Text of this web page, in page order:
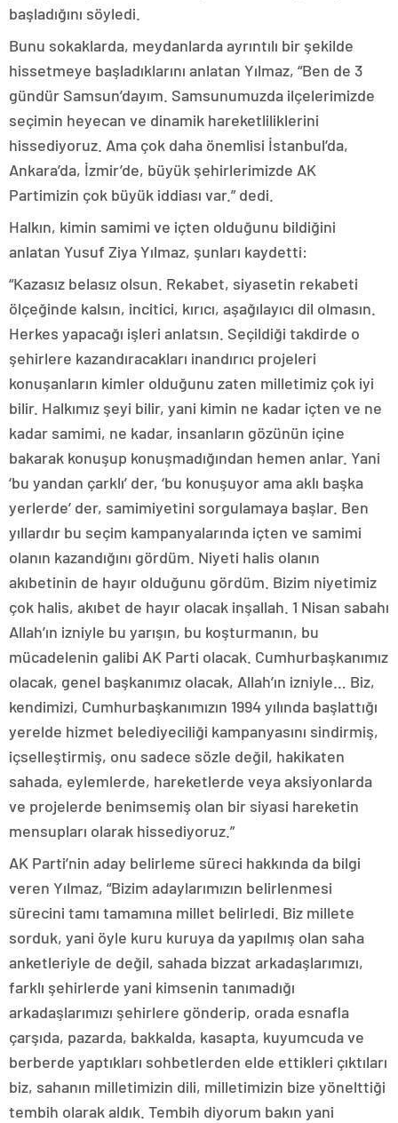
başladığını söyledi.
Bunu sokaklarda, meydanlarda ayrıntılı bir şekilde
hissetmeye başladıklarını anlatan Yılmaz, “Ben de 3
gündür Samsun’dayım. Samsunumuzda ilçelerimizde
seçimin heyecan ve dinamik hareketliliklerini
hissediyoruz. Ama çok daha önemlisi İstanbul’da,
Ankara’da, İzmir’de, büyük şehirlerimizde AK
Partimizin çok büyük iddiası var.” dedi.
Halkın, kimin samimi ve içten olduğunu bildiğini
anlatan Yusuf Ziya Yılmaz, şunları kaydetti:
“Kazasız belasız olsun. Rekabet, siyasetin rekabeti
ölçeğinde kalsın, incitici, kırıcı, aşağılayıcı dil olmasın.
Herkes yapacağı işleri anlatsın. Seçildiği takdirde o
şehirlere kazandıracakları inandırıcı projeleri
konuşanların kimler olduğunu zaten milletimiz çok iyi
bilir. Halkımız şeyi bilir, yani kimin ne kadar içten ve ne
kadar samimi, ne kadar, insanların gözünün içine
bakarak konuşup konuşmadığından hemen anlar. Yani
‘bu yandan çarklı’ der, ‘bu konuşuyor ama aklı başka
yerlerde’ der, samimiyetini sorgulamaya başlar. Ben
yıllardır bu seçim kampanyalarında içten ve samimi
olanın kazandığını gördüm. Niyeti halis olanın
akıbetinin de hayır olduğunu gördüm. Bizim niyetimiz
çok halis, akıbet de hayır olacak inşallah. 1 Nisan sabahı
Allah’ın izniyle bu yarışın, bu koşturmanın, bu
mücadelenin galibi AK Parti olacak. Cumhurbaşkanımız
olacak, genel başkanımız olacak, Allah’ın izniyle… Biz,
kendimizi, Cumhurbaşkanımızın 1994 yılında başlattığı
yerelde hizmet belediyeciliği kampanyasını sindirmiş,
içselleştirmiş, onu sadece sözle değil, hakikaten
sahada, eylemlerde, hareketlerde veya aksiyonlarda
ve projelerde benimsemiş olan bir siyasi hareketin
mensupları olarak hissediyoruz.”
AK Parti’nin aday belirleme süreci hakkında da bilgi
veren Yılmaz, “Bizim adaylarımızın belirlenmesi
sürecini tamı tamamına millet belirledi. Biz millete
sorduk, yani öyle kuru kuruya da yapılmış olan saha
anketleriyle de değil, sahada bizzat arkadaşlarımızı,
farklı şehirlerde yani kimsenin tanımadığı
arkadaşlarımızı şehirlere gönderip, orada esnafla
çarşıda, pazarda, bakkalda, kasapta, kuyumcuda ve
berberde yaptıkları sohbetlerden elde ettikleri çıktıları
biz, sahanın milletimizin dili, milletimizin bize yönelttiği
tembih olarak aldık. Tembih diyorum bakın yani